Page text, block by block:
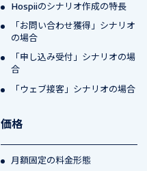
Hospiiのシナリオ作成の特長
「お問い合わせ獲得」シナリオ
の場合
「申し込み受付」シナリオの場
合
「ウェブ接客」シナリオの場合
価格
月額固定の料金形態